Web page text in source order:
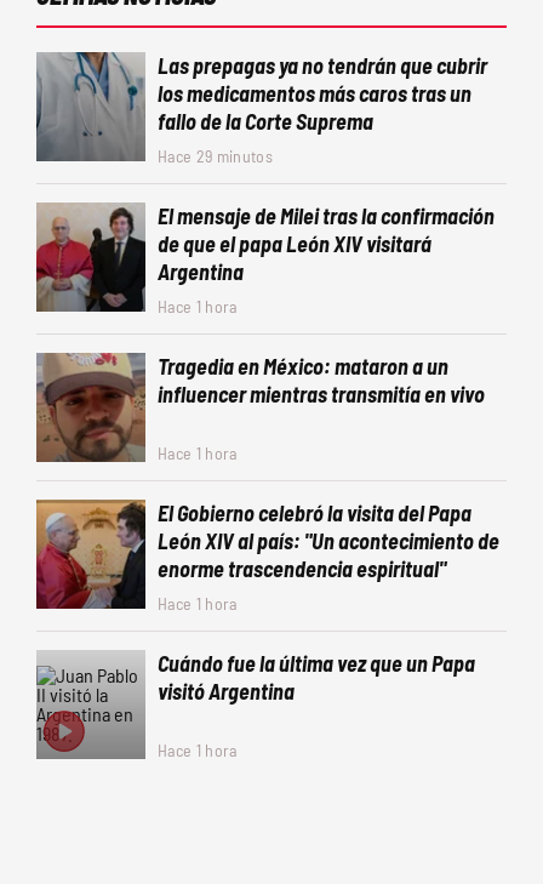
Las prepagas ya no tendrán que cubrir
los medicamentos más caros tras un
fallo de la Corte Suprema
Hace 29 minutos
El mensaje de Milei tras la confirmación
de que el papa León XIV visitará
Argentina
Hace 1 hora
Tragedia en México: mataron a un
influencer mientras transmitía en vivo
Hace 1 hora
El Gobierno celebró la visita del Papa
León XIV al país: "Un acontecimiento de
enorme trascendencia espiritual"
Hace 1 hora
Cuándo fue la última vez que un Papa
visitó Argentina
Hace 1 hora